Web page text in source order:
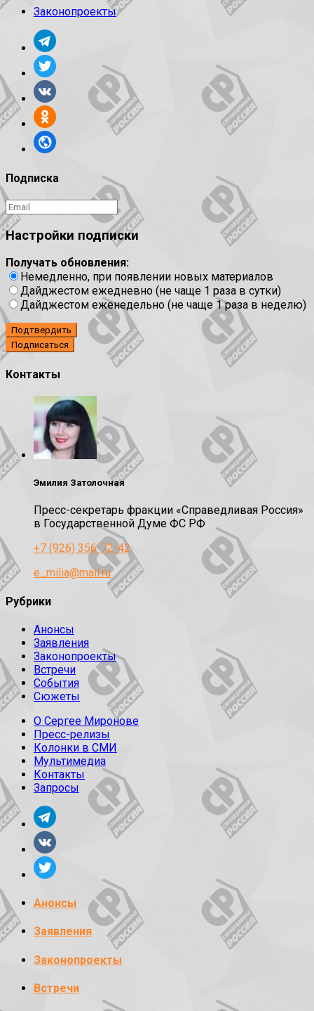
Законопроекты
Подписка
Настройки подписки
Получать обновления:
Немедленно, при появлении новых материалов
Дайджестом ежедневно (не чаще 1 раза в сутки)
Дайджестом еженедельно (не чаще 1 раза в неделю)
Подтвердить
Контакты
Эмилия Затолочная
Пресс-секретарь фракции «Справедливая Россия»
в Государственной Думе ФС РФ
+7 (926) 356-72-42
e_milia@mail.ru
Рубрики
Анонсы
Заявления
Законопроекты
Встречи
События
Сюжеты
О Сергее Миронове
Пресс-релизы
Колонки в СМИ
Мультимедиа
Контакты
Запросы
Анонсы
Заявления
Законопроекты
Встречи